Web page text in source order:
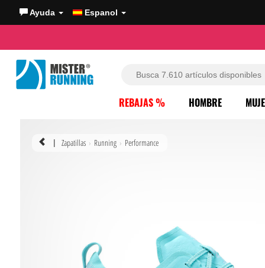
Ayuda Espanol
REBAJAS % HOMBRE
| Zapatillas Running Performance